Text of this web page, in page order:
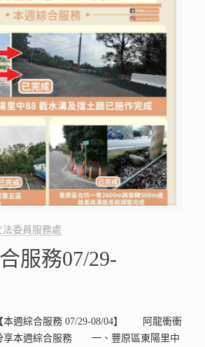
法委員服務處
服務07/29-
本週綜合服務 07/29-08/04】 阿龍衝衝
享本週綜合服務 一、豐原區東陽里中